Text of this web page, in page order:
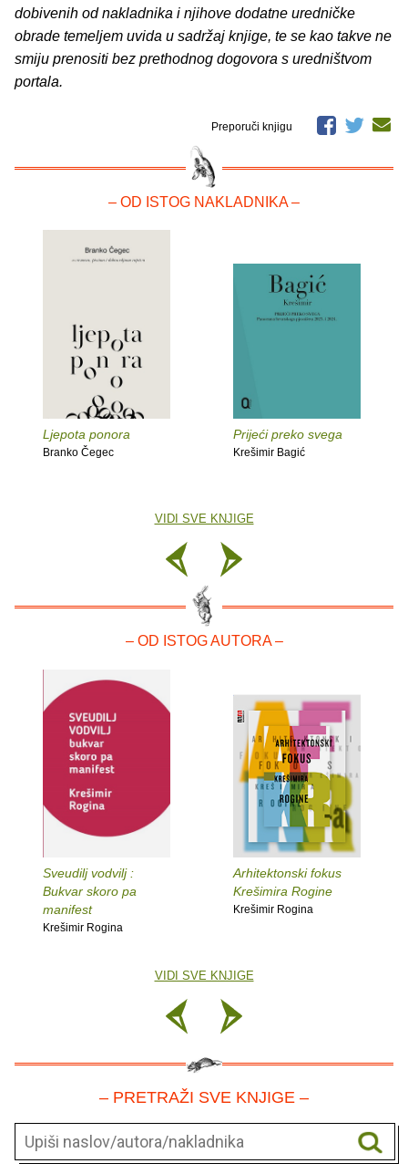
dobivenih od nakladnika i njihove dodatne uredničke
obrade temeljem uvida u sadržaj knjige, te se kao takve ne
smiju prenositi bez prethodnog dogovora s uredništvom
portala.
Preporuči knjigu
– OD ISTOG NAKLADNIKA –
Ljepota ponora
Branko Čegec
Prijeći preko svega
Krešimir Bagić
VIDI SVE KNJIGE
– OD ISTOG AUTORA –
Sveudilj vodvilj :
Bukvar skoro pa
manifest
Krešimir Rogina
Arhitektonski fokus
Krešimira Rogine
Krešimir Rogina
VIDI SVE KNJIGE
– PRETRAŽI SVE KNJIGE –